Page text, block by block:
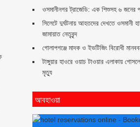
ওসমানীনগর ট্রাজেডি: এক শিশুসহ ৬ জনের
সিলেটে দুর্ঘটনায় আহতদের দেখতে ওসমানী
জামায়াত নেতৃবৃন্দ
গোলাপগঞ্জে মাদক ও ইভটিজিং বিরোধী
টাঙ্গুয়ার হাওরে ওয়াচ টাওয়ার এলাকায়
মৃত্যু
আবহাওয়া